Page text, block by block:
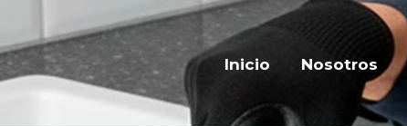
Inicio Nosotros